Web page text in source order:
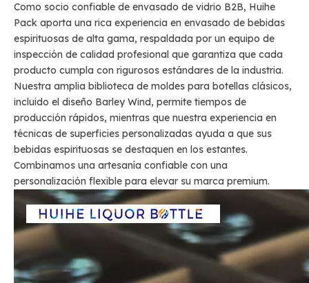
Como socio confiable de envasado de vidrio B2B, Huihe
Pack aporta una rica experiencia en envasado de bebidas
espirituosas de alta gama, respaldada por un equipo de
inspección de calidad profesional que garantiza que cada
producto cumpla con rigurosos estándares de la industria.
Nuestra amplia biblioteca de moldes para botellas clásicos,
incluido el diseño Barley Wind, permite tiempos de
producción rápidos, mientras que nuestra experiencia en
técnicas de superficies personalizadas ayuda a que sus
bebidas espirituosas se destaquen en los estantes.
Combinamos una artesanía confiable con una
personalización flexible para elevar su marca premium.